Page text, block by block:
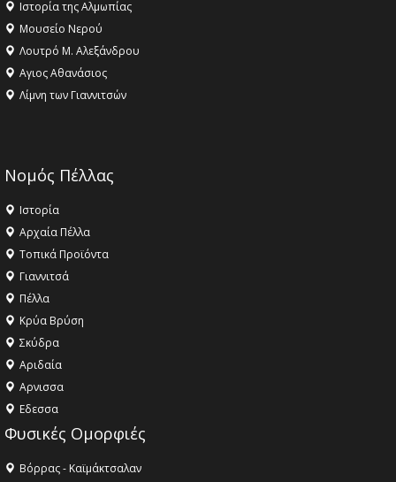
Ιστορία της Αλμωπίας
Μουσείο Νερού
Λουτρό Μ. Αλεξάνδρου
Αγιος Αθανάσιος
Λίμνη των Γιαννιτσών
Νομός Πέλλας
Ιστορία
Αρχαία Πέλλα
Τοπικά Προϊόντα
Γιαννιτσά
Πέλλα
Κρύα Βρύση
Σκύδρα
Αριδαία
Aρνισσα
Eδεσσα
Φυσικές Ομορφιές
Βόρρας - Καϊμάκτσαλαν